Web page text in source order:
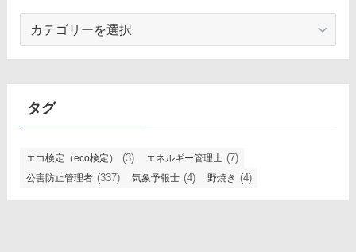
タグ
エコ検定（eco検定） (3) エネルギー管理士 (7)
公害防止管理者 (337) 気象予報士 (4) 野焼き (4)